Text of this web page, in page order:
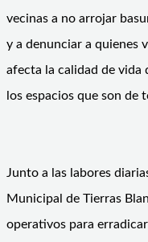
vecinas a no arrojar
y a denunciar a quienes
afecta la calidad de vida
los espacios que son de
Junto a las labores
Municipal de Tierras
operativos para